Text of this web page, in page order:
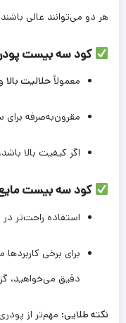
هر دو می‌توانند عالی
کود سه بیست
معمولاً حلالیت بالا
مقرون‌به‌صرفه
اگر کیفیت بالا
کود سه بیست
استفاده راحت‌تر
برای برخی
دقیق می‌خواهید،
نکته طلایی: مهم‌تر از